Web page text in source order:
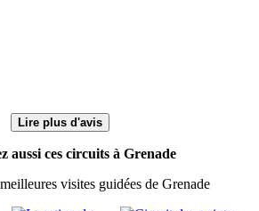
Lire plus d'avis
aussi ces circuits à Grenade
visites guidées de Grenade